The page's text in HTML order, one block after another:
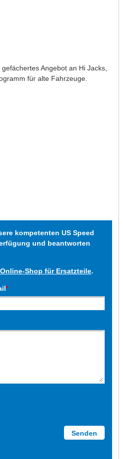
Angebot an Hi Jacks,
für alte Fahrzeuge.
kompetenten US Speed
und beantworten
Online-Shop für Ersatzteile.
*